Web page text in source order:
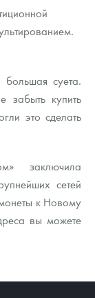
суета.
забыть купить
это сделать
заключила
сетей
к Новому
вы можете